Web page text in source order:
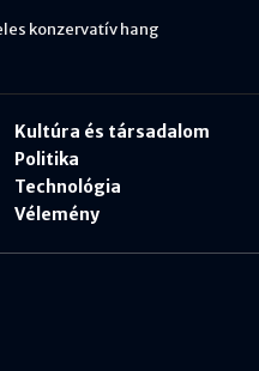
konzervatív hang
Kultúra és társadalom
Politika
Technológia
Vélemény